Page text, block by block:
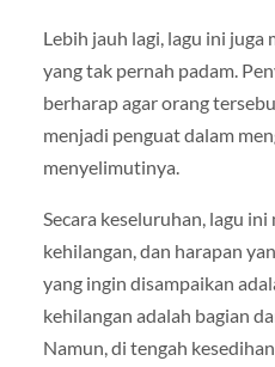
Lebih jauh lagi, lagu ini juga
yang tak pernah padam.
berharap agar orang
menjadi penguat dalam
menyelimutinya.
Secara keseluruhan, lagu
kehilangan, dan harapan
yang ingin disampaikan
kehilangan adalah bagian
Namun, di tengah